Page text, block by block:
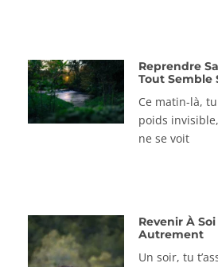
Reprendre
Tout Semble
Ce matin-là,
poids
ne se voit
Revenir À
Autrement
Un soir, tu